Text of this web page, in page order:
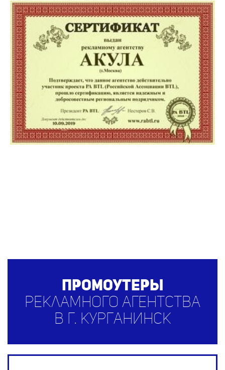
Промоутеры
рекламного агентства
в г. Курганинск